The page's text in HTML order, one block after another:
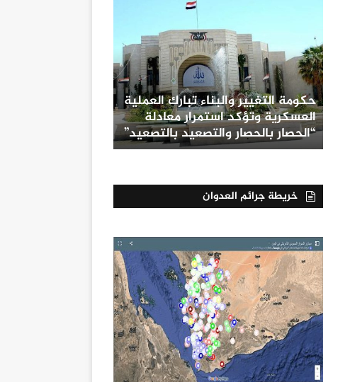
حكومة التغيير والبناء تبارك العملية
العسكرية وتؤكد استمرار معادلة
“الحصار بالحصار والتصعيد بالتصعيد”
خريطة جرائم العدوان